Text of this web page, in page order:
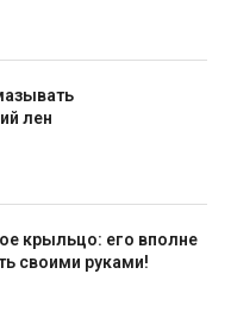
лен
крыльцо: его вполне
своими руками!